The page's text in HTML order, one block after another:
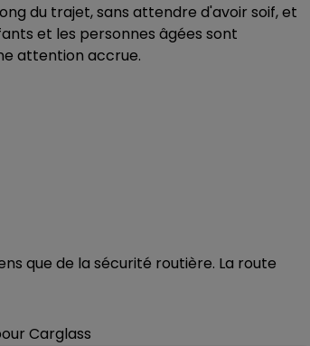
du trajet, sans attendre d'avoir soif, et
et les personnes âgées sont
attention accrue.
que de la sécurité routière. La route
Carglass